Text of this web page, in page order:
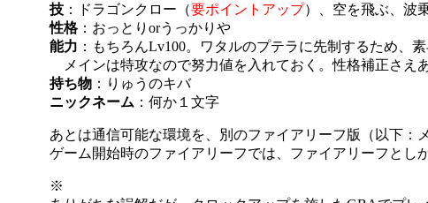
技 ：ドラゴンクロー（要ポイントアップ）、空を飛ぶ、波
性格：おっとりorうっかりや
能力 ：もちろんLv100。ワタルのプテラに先制するため、素
メインは特攻なので努力値を入れておく。性格補正さえ
持ち物 ：りゅうのキバ
ニックネーム ：何か１文字
あとは通信可能な環境を、別のファイアリーフ版（以下：
ゲーム開始時のファイアリーフでは、ファイアリーフとし
※